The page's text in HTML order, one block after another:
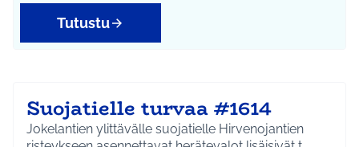
Tutustu
Suojatielle turvaa #1614
Jokelantien ylittävälle suojatielle Hirvenojantien